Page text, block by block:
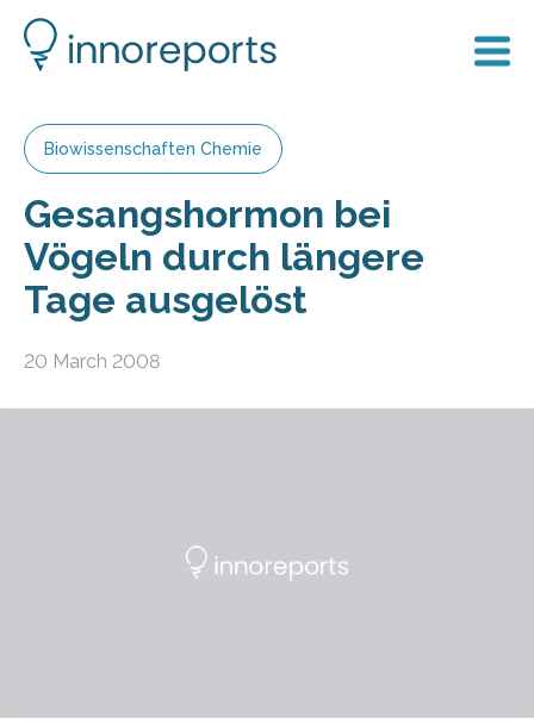
Biowissenschaften Chemie
Gesangshormon bei
Vögeln durch längere
Tage ausgelöst
20 March 2008